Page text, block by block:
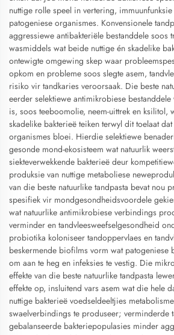
nuttige rolle speel in vertering,
patogeniese organismes. Konvensionele
aggressiewe antibakteriële bestanddele soos
wasmiddels wat beide nuttige én skadelike
ontewigte omgewing skep waar
opkom en probleme soos slegte asem,
risiko vir tandkaries veroorsaak. Die beste
eerder selektiewe antimikrobiese
is, soos teeboomolie, neem-uittrek en ksilitol,
skadelike bakterieë teiken terwyl dit toelaat
organismes bloei. Hierdie selektiewe
gesonde mond-ekosisteem wat natuurlik
siekteverwekkende bakterieë deur
produksie van nuttige metaboliese
van die beste natuurlike tandpasta bevat nou
spesifiek vir mondgesondheidsvoordele
wat natuurlike antimikrobiese verbindings
verminder en tandvleesweefselgesondheid
probiotika koloniseer tandoppervlaes en
beskermende biofilms vorm wat patogeniese
om aan te heg en infeksies te vestig. Die
effekte van die beste natuurlike tandpasta
effekte op, insluitend vars asem wat die hele
nuttige bakterieë voedseldeeltjies
swaelverbindings te produseer; verminderde
gebalanseerde bakteriepopulasies minder